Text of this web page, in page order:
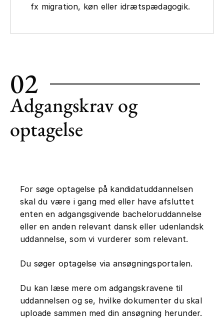
fx migration, køn eller idrætspædagogik.
02
Adgangskrav og
optagelse
For søge optagelse på kandidatuddannelsen
skal du være i gang med eller have afsluttet
enten en adgangsgivende bacheloruddannelse
eller en anden relevant dansk eller udenlandsk
uddannelse, som vi vurderer som relevant.
Du søger optagelse via ansøgningsportalen.
Du kan læse mere om adgangskravene til
uddannelsen og se, hvilke dokumenter du skal
uploade sammen med din ansøgning herunder.